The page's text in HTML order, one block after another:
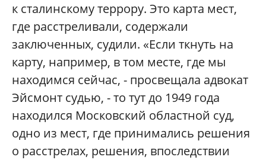
к сталинскому террору. Это карта мест,
где расстреливали, содержали
заключенных, судили. «Если ткнуть на
карту, например, в том месте, где мы
находимся сейчас, - просвещала адвокат
Эйсмонт судью, - то тут до 1949 года
находился Московский областной суд,
одно из мест, где принимались решения
о расстрелах, решения, впоследствии